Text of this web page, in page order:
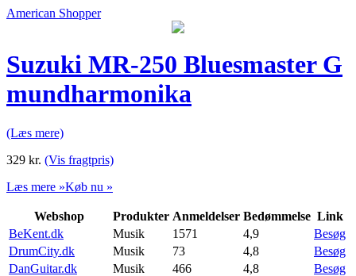
American Shopper
Suzuki MR-250 Bluesmaster G
mundharmonika
(Læs mere)
329 kr. (Vis fragtpris)
Læs mere »Køb nu »
Webshop Produkter Anmeldelser Bedømmelse Link
BeKent.dk
Musik 1571 4,9
Besøg
DrumCity.dk
Musik 73 4,8
Besøg
DanGuitar.dk
Musik 466 4,8
Besøg